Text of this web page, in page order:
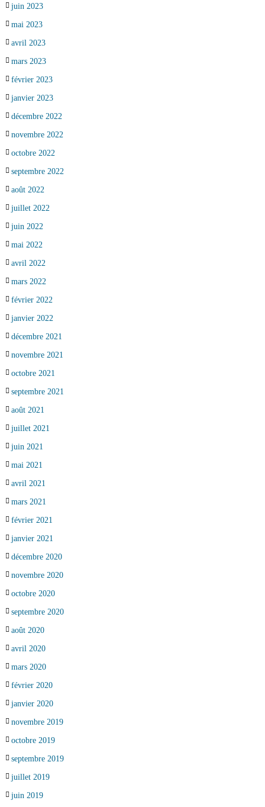
juin 2023
mai 2023
avril 2023
mars 2023
février 2023
janvier 2023
décembre 2022
novembre 2022
octobre 2022
septembre 2022
août 2022
juillet 2022
juin 2022
mai 2022
avril 2022
mars 2022
février 2022
janvier 2022
décembre 2021
novembre 2021
octobre 2021
septembre 2021
août 2021
juillet 2021
juin 2021
mai 2021
avril 2021
mars 2021
février 2021
janvier 2021
décembre 2020
novembre 2020
octobre 2020
septembre 2020
août 2020
avril 2020
mars 2020
février 2020
janvier 2020
novembre 2019
octobre 2019
septembre 2019
juillet 2019
juin 2019